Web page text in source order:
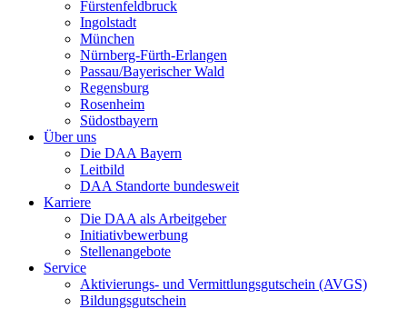
Fürstenfeldbruck
Ingolstadt
München
Nürnberg-Fürth-Erlangen
Passau/Bayerischer Wald
Regensburg
Rosenheim
Südostbayern
Über uns
Die DAA Bayern
Leitbild
DAA Standorte bundesweit
Karriere
Die DAA als Arbeitgeber
Initiativbewerbung
Stellenangebote
Service
Aktivierungs- und Vermittlungsgutschein (AVGS)
Bildungsgutschein